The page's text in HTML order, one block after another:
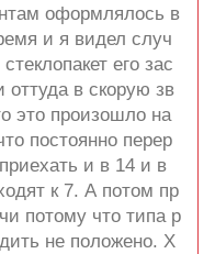
оформлялось в
и я видел случ
его зас
в скорую зв
это произошло на
постоянно перер
и в 14 и в
к 7. А потом пр
потому что типа р
не положено. Х